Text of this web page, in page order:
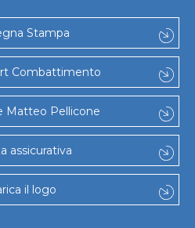
Federali
Lotta
News
e Risultati
Didattica
Federali
Karate
News
e Risultati
Didattica
Stampa
Combattimento
Matteo Pellicone
assicurativa
il logo